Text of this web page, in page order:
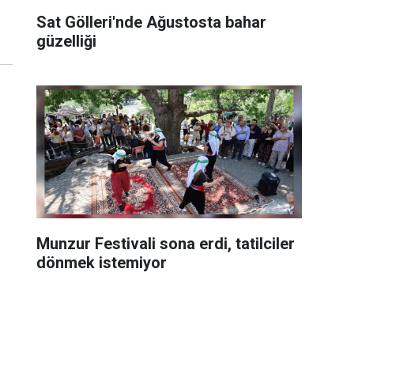
Sat Gölleri'nde Ağustosta bahar
güzelliği
Munzur Festivali sona erdi, tatilciler
dönmek istemiyor